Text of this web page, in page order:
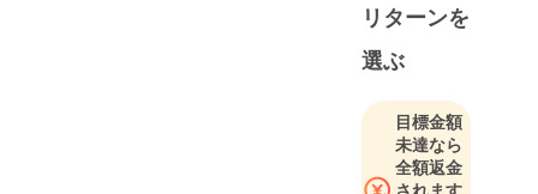
回目を開
催。
現在第２回
目開催に向
けて猛烈に
準備中で
す。
リターンを
選ぶ
目標金額
未達なら
全額返金